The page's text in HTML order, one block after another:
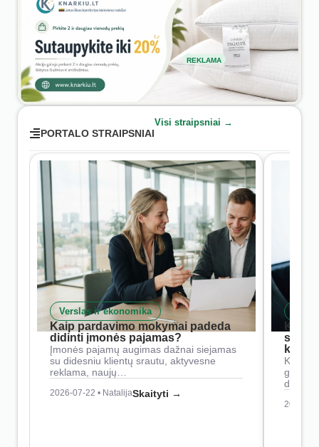
REKLAMA
PORTALO STRAIPSNIAI
Visi straipsniai →
Verslas ir ekonomika
Kaip pardavimo mokymai padeda
didinti įmonės pajamas?
Įmonės pajamų augimas dažnai siejamas
su didesniu klientų srautu, aktyvesne
reklama, naujų…
2026-07-22 • NatalijaSkaityti →
Kaip
2026-